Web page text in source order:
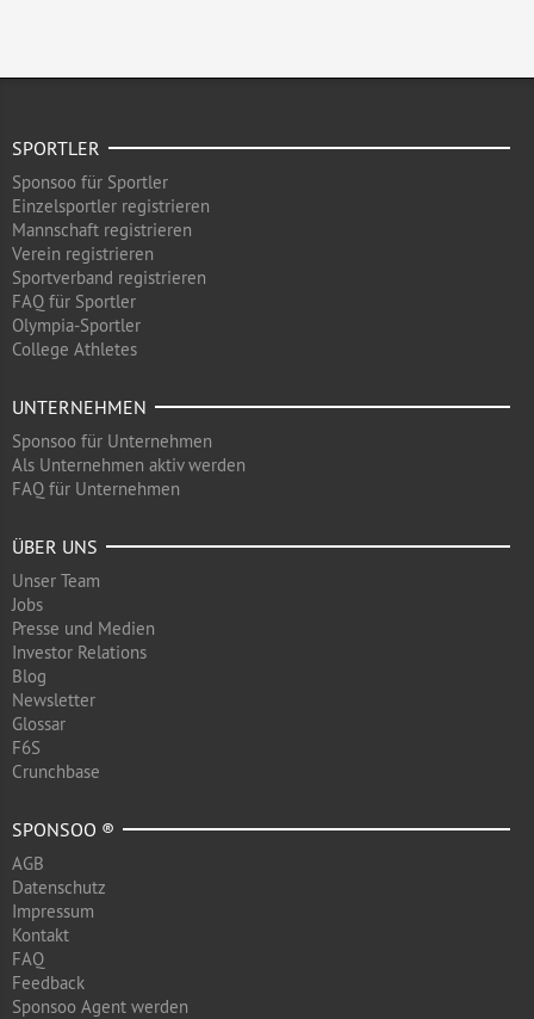
SPORTLER
Sponsoo für Sportler
Einzelsportler registrieren
Mannschaft registrieren
Verein registrieren
Sportverband registrieren
FAQ für Sportler
Olympia-Sportler
College Athletes
UNTERNEHMEN
Sponsoo für Unternehmen
Als Unternehmen aktiv werden
FAQ für Unternehmen
ÜBER UNS
Unser Team
Jobs
Presse und Medien
Investor Relations
Blog
Newsletter
Glossar
F6S
Crunchbase
SPONSOO ®
AGB
Datenschutz
Impressum
Kontakt
FAQ
Feedback
Sponsoo Agent werden